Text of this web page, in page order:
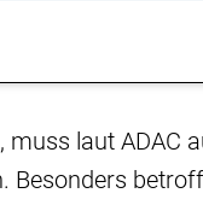
laut ADAC
Besonders